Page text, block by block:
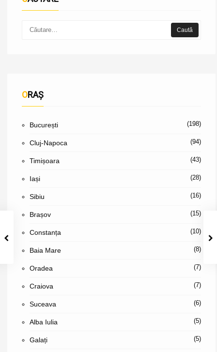
ORAȘ
București (198)
Cluj-Napoca (94)
Timișoara (43)
Iași (28)
Sibiu (16)
Brașov (15)
Constanța (10)
Baia Mare (8)
Oradea (7)
Craiova (7)
Suceava (6)
Alba Iulia (5)
Galați (5)